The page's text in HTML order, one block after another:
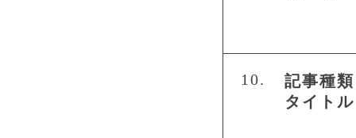
10.
記事種類
タイトル